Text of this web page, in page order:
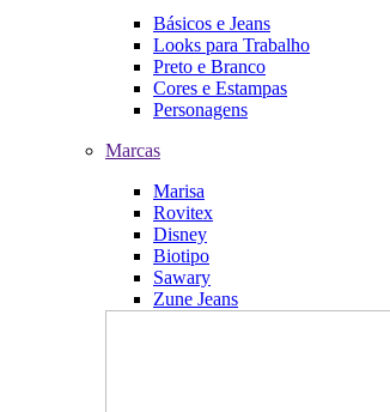
Básicos e Jeans
Looks para Trabalho
Preto e Branco
Cores e Estampas
Personagens
Marcas
Marisa
Rovitex
Disney
Biotipo
Sawary
Zune Jeans